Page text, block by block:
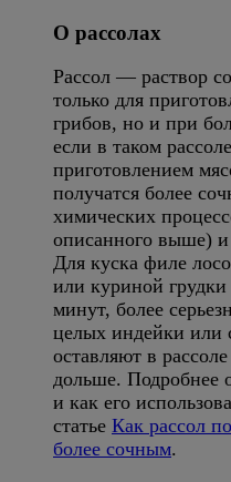
О рассолах
Рассол — раствор
только для
грибов, но и при
если в таком
приготовлением
получатся более
химических
описанного выше)
Для куска филе
или куриной грудки
минут, более
целых индейки или
оставляют в
дольше. Подробнее
и как его
статье Как рассол
более сочным.